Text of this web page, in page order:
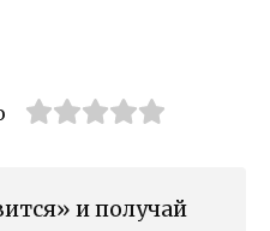
и получай